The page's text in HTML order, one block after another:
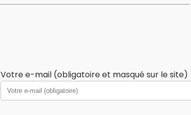
Votre e-mail (obligatoire et masqué sur le site)